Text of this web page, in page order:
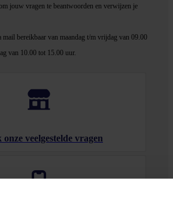
jouw vragen te beantwoorden en verwijzen je
mail bereikbaar van maandag t/m vrijdag van 09.00
van 10.00 tot 15.00 uur.
veelgestelde vragen